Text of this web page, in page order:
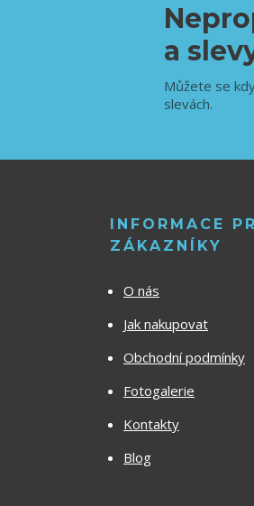
a
Můžete se
slevách.
INFORMACE
ZÁKAZNÍKY
O nás
Jak nakupovat
Obchodní podmínky
Fotogalerie
Kontakty
Blog